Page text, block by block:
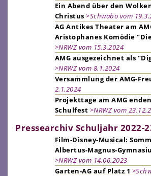
Ein Abend über den
Christus >Schwabo vom
AG Antikes Theater am
Aristophanes Komödie
>NRWZ vom 15.3.2024
AMG ausgezeichnet als
>NRWZ vom 8.1.2024
Versammlung der AMG-
2.1.2024
Projekttage am AMG
Schulfest >NRWZ vom
Pressearchiv Schuljahr 2022-
Film-Disney-Musical:
Albertus-Magnus-
>NRWZ vom 14.06.2023
Garten-AG auf Platz 1